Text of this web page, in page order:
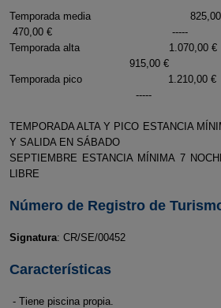
Temporada
470,00 €
Temporada alta
915,00 €
Temporada pico
-----
TEMPORADA ALTA Y PICO ESTANCIA
Y SALIDA EN SÁBADO
SEPTIEMBRE ESTANCIA MÍNIMA 7
LIBRE
Número de Registro de
Signatura: CR/SE/00452
Características
- Tiene piscina propia.